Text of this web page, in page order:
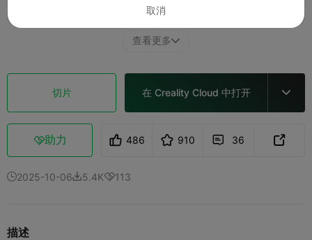
查看更多
切片 在 Creality Cloud 中打开 
助力 486 910  36 
2025-10-065.4K113
描述
取消